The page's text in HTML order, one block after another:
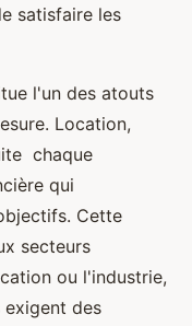
satisfaire les
l'un des atouts
Location,
chaque
qui
Cette
secteurs
ou l'industrie,
exigent des